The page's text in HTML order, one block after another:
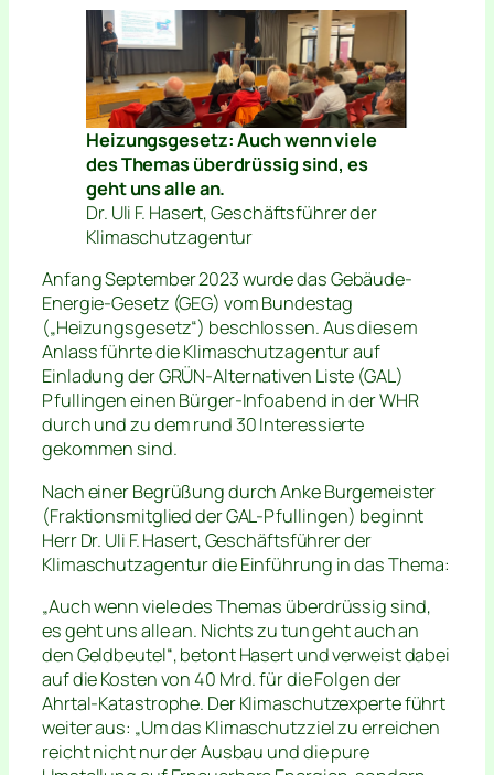
Heizungsgesetz: Auch wenn viele
des Themas überdrüssig sind, es
geht uns alle an.
Dr. Uli F. Hasert, Geschäftsführer der
Klimaschutzagentur
Anfang September 2023 wurde das Gebäude-
Energie-Gesetz (GEG) vom Bundestag
(„Heizungsgesetz“) beschlossen. Aus diesem
Anlass führte die Klimaschutzagentur auf
Einladung der GRÜN-Alternativen Liste (GAL)
Pfullingen einen Bürger-Infoabend in der WHR
durch und zu dem rund 30 Interessierte
gekommen sind.
Nach einer Begrüßung durch Anke Burgemeister
(Fraktionsmitglied der GAL-Pfullingen) beginnt
Herr Dr. Uli F. Hasert, Geschäftsführer der
Klimaschutzagentur die Einführung in das Thema:
„Auch wenn viele des Themas überdrüssig sind,
es geht uns alle an. Nichts zu tun geht auch an
den Geldbeutel“, betont Hasert und verweist dabei
auf die Kosten von 40 Mrd. für die Folgen der
Ahrtal-Katastrophe. Der Klimaschutzexperte führt
weiter aus: „Um das Klimaschutzziel zu erreichen
reicht nicht nur der Ausbau und die pure